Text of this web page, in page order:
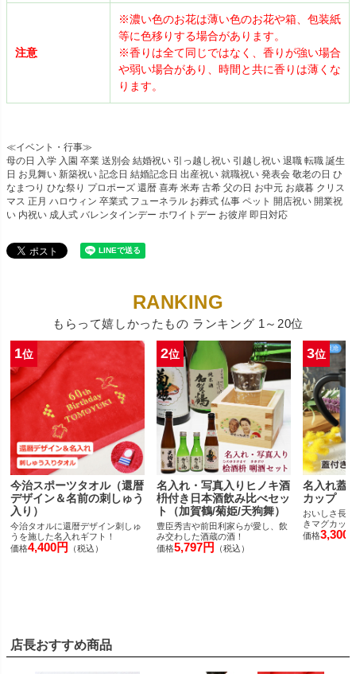
注意
※濃い色のお花は薄い色のお花や箱、包装紙
等に色移りする場合があります。
※香りは全て同じではなく、香りが強い場合
や弱い場合があり、時間と共に香りは薄くな
ります。
≪イベント・行事≫
母の日 入学 入園 卒業 送別会 結婚祝い 引っ越し祝い 引越し祝い 退職 転職 誕生
日 お見舞い 新築祝い 記念日 結婚記念日 出産祝い 就職祝い 発表会 敬老の日 ひ
なまつり ひな祭り プロポーズ 還暦 喜寿 米寿 古希 父の日 お中元 お歳暮 クリス
マス 正月 ハロウィン 卒業式 フューネラル お葬式 仏事 ペット 開店祝い 開業祝
い 内祝い 成人式 バレンタインデー ホワイトデー お彼岸 即日対応
もらって嬉しかったもの ランキング 1～20位
1位
今治スポーツタオル（還暦
デザイン＆名前の刺しゅう
入り）
今治タオルに還暦デザイン刺しゅ
うを施した名入れギフト！
価格4,400円 （税込）
2位
名入れ・写真入りヒノキ酒
枡付き日本酒飲み比べセッ
ト（加賀鶴/菊姫/天狗舞）
豊臣秀吉や前田利家らが愛し、飲
み交わした酒蔵の酒！
価格5,797円 （税込）
3位
名入れ蓋
カップ
おいしさ長
きマグカップ
価格3,300
店長おすすめ商品